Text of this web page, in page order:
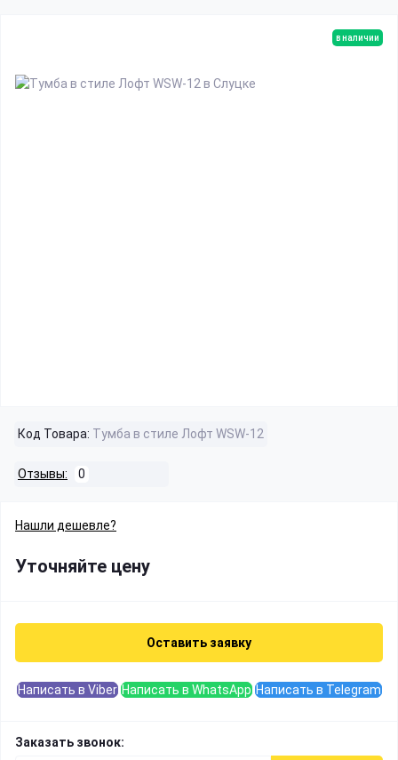
в наличии
Код Товара: Тумба в стиле Лофт WSW-12
Отзывы: 0
Нашли дешевле?
Уточняйте цену
Оставить заявку
Написать в Viber Написать в WhatsApp Написать в Telegram
Заказать звонок: